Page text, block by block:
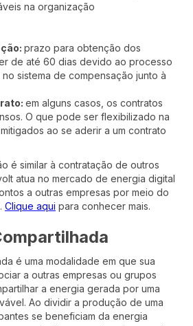
na organização
prazo para obtenção dos
de até 60 dias devido ao processo
sistema de compensação junto à
em alguns casos, os contratos
O que pode ser flexibilizado na
ao se aderir a um contrato
é similar à contratação de outros
atua no mercado de energia digital
a outras empresas por meio do
Clique aqui para conhecer mais.
é uma modalidade em que sua
a outras empresas ou grupos
a energia gerada por uma
Ao dividir a produção de uma
se beneficiam da energia